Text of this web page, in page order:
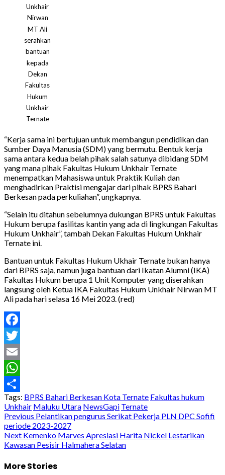
Unkhair
Nirwan
MT Ali
serahkan
bantuan
kepada
Dekan
Fakultas
Hukum
Unkhair
Ternate
“Kerja sama ini bertujuan untuk membangun pendidikan dan
Sumber Daya Manusia (SDM) yang bermutu. Bentuk kerja
sama antara kedua belah pihak salah satunya dibidang SDM
yang mana pihak Fakultas Hukum Unkhair Ternate
menempatkan Mahasiswa untuk Praktik Kuliah dan
menghadirkan Praktisi mengajar dari pihak BPRS Bahari
Berkesan pada perkuliahan”, ungkapnya.
“Selain itu ditahun sebelumnya dukungan BPRS untuk Fakultas
Hukum berupa fasilitas kantin yang ada di lingkungan Fakultas
Hukum Unkhair”, tambah Dekan Fakultas Hukum Unkhair
Ternate ini.
Bantuan untuk Fakultas Hukum Ukhair Ternate bukan hanya
dari BPRS saja, namun juga bantuan dari Ikatan Alumni (IKA)
Fakultas Hukum berupa 1 Unit Komputer yang diserahkan
langsung oleh Ketua IKA Fakultas Hukum Unkhair Nirwan MT
Ali pada hari selasa 16 Mei 2023. (red)
Facebook
Twitter
Email
WhatsApp
Share
Tags: BPRS Bahari Berkesan Kota Ternate Fakultas hukum
Unkhair Maluku Utara NewsGapi Ternate
Post
navigation
Previous Pelantikan pengurus Serikat Pekerja PLN DPC Sofifi
periode 2023-2027
Next Kemenko Marves Apresiasi Harita Nickel Lestarikan
Kawasan Pesisir Halmahera Selatan
More Stories